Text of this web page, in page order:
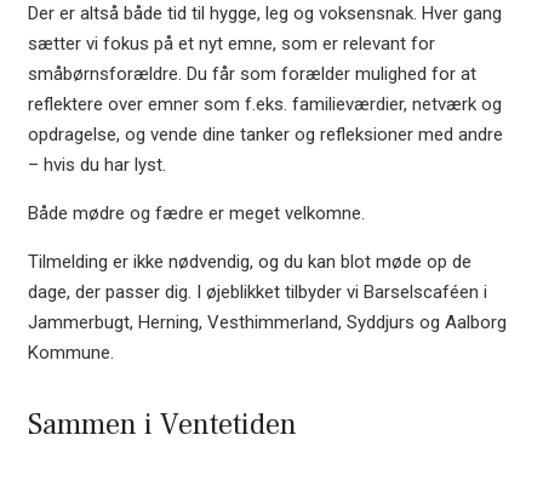
Der er altså både tid til hygge, leg og voksensnak. Hver gang
sætter vi fokus på et nyt emne, som er relevant for
småbørnsforældre. Du får som forælder mulighed for at
reflektere over emner som f.eks. familieværdier, netværk og
opdragelse, og vende dine tanker og refleksioner med andre
– hvis du har lyst.
Både mødre og fædre er meget velkomne.
Tilmelding er ikke nødvendig, og du kan blot møde op de
dage, der passer dig. I øjeblikket tilbyder vi Barselscaféen i
Jammerbugt, Herning, Vesthimmerland, Syddjurs og Aalborg
Kommune.
Sammen i Ventetiden